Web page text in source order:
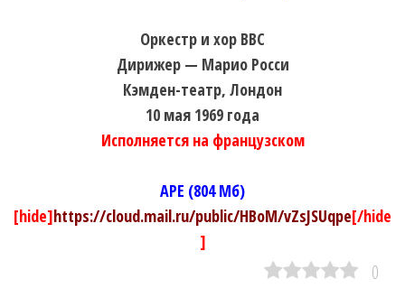
Оркестр и хор BBC
Дирижер — Марио Росси
Кэмден-театр, Лондон
10 мая 1969 года
Исполняется на французском
APE (804 Мб)
[hide]https://cloud.mail.ru/public/HBoM/vZsJSUqpe[/hide
]
0